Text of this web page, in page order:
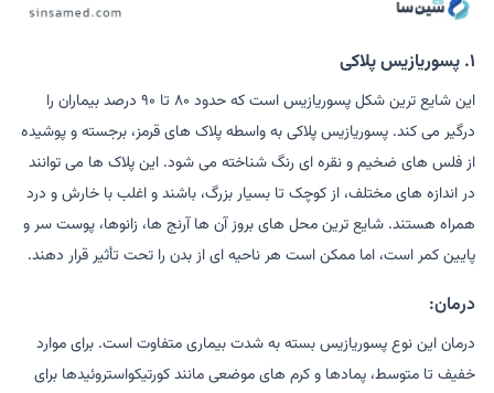
۱. پسوریازیس پلاکی
این شایع ترین شکل پسوریازیس است که حدود ۸۰ تا ۹۰ درصد بیماران را
درگیر می کند. پسوریازیس پلاکی به واسطه پلاک های قرمز، برجسته و پوشیده
از فلس های ضخیم و نقره ای رنگ شناخته می شود. این پلاک ها می توانند
در اندازه های مختلف، از کوچک تا بسیار بزرگ، باشند و اغلب با خارش و درد
همراه هستند. شایع ترین محل های بروز آن ها آرنج ها، زانوها، پوست سر و
پایین کمر است، اما ممکن است هر ناحیه ای از بدن را تحت تأثیر قرار دهند.
درمان:
درمان این نوع پسوریازیس بسته به شدت بیماری متفاوت است. برای موارد
خفیف تا متوسط، پمادها و کرم های موضعی مانند کورتیکواستروئیدها برای